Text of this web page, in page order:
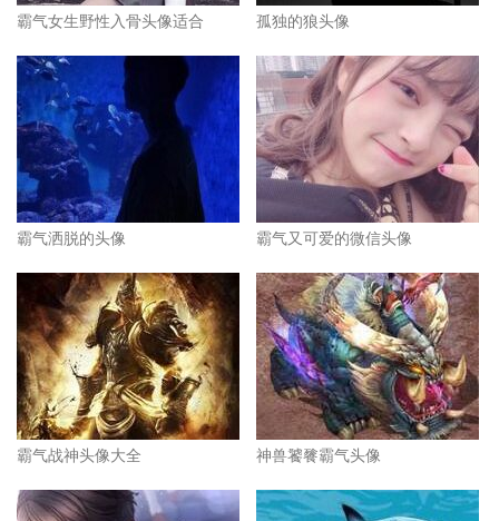
霸气女生野性入骨头像适合 孤独的狼头像
霸气洒脱的头像 霸气又可爱的微信头像
霸气战神头像大全 神兽饕餮霸气头像